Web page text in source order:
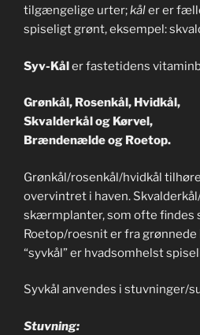
tilgængelige urter;kåler er
spiseligt grønt, eksempel:
Syv-Kåler fastetidens
Grønkål, Rosenkål, Hvidkål,
Skvalderkål og Kørvel,
Brændenælde og Roetop.
Grønkål/rosenkål/hvidkål
overvintret i haven.
skærmplanter, som ofte findes
Roetop/roesnit er fra
“syvkål” er hvadsomhelst
Syvkål anvendes i stuvninger/
Stuvning: